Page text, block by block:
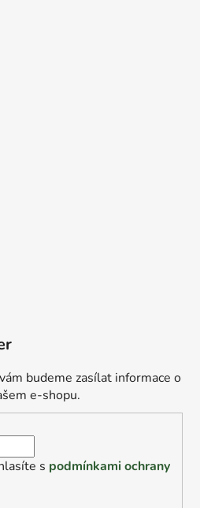
budeme zasílat informace o
e-shopu.
s podmínkami ochrany